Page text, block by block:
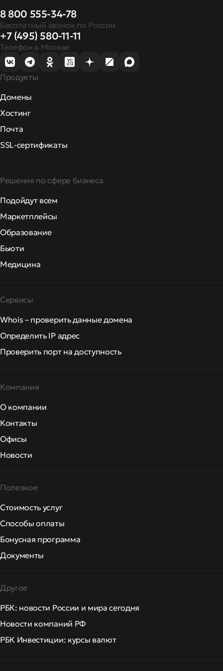
8 800 555-34-78
Бесплатный звонок по России
+7 (495) 580-11-11
Телефон в Москве
Продукты
Домены
Хостинг
Почта
SSL-сертификаты
Решения по сфере бизнеса
Подойдут всем
Маркетплейсы
Образование
Бьюти
Медицина
Сервисы
Whois – проверить данные домена
Определить IP адрес
Проверить порт на доступность
Компания
О компании
Контакты
Офисы
Новости
Полезное
Стоимость услуг
Способы оплаты
Бонусная программа
Документы
Другое
РБК: новости России и мира сегодня
Новости компаний РФ
РБК Инвестиции: курсы валют